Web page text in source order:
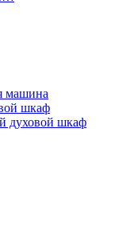
машина
шкаф
духовой шкаф